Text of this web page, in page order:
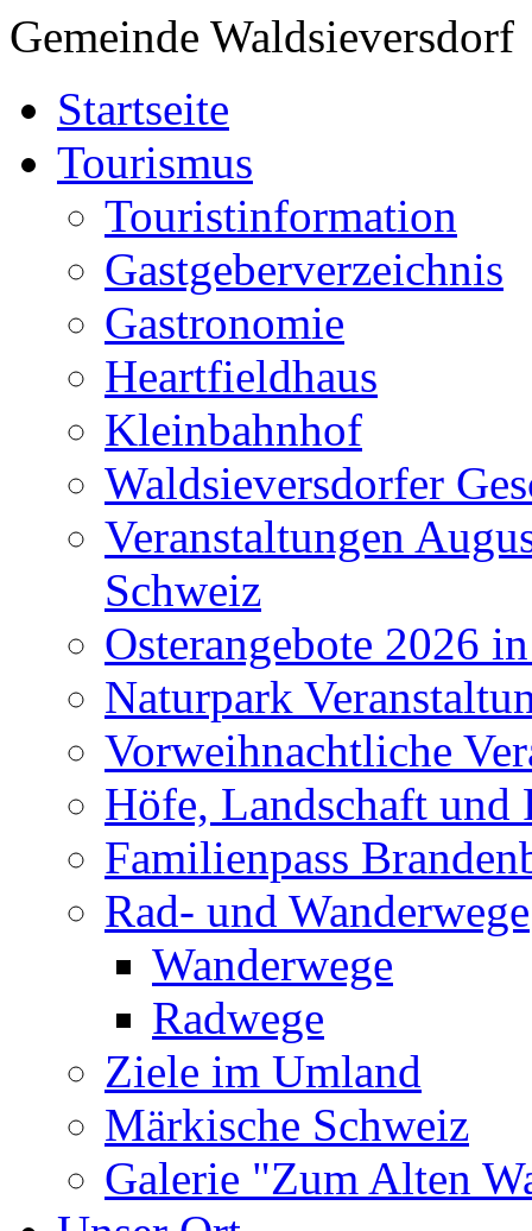
Gemeinde Waldsieversdorf
Startseite
Tourismus
Touristinformation
Gastgeberverzeichnis
Gastronomie
Heartfieldhaus
Kleinbahnhof
Waldsieversdorfer
Veranstaltungen
Schweiz
Osterangebote 2026
Naturpark
Vorweihnachtliche
Höfe, Landschaft und
Familienpass
Rad- und Wanderwege
Wanderwege
Radwege
Ziele im Umland
Märkische Schweiz
Galerie "Zum Alten